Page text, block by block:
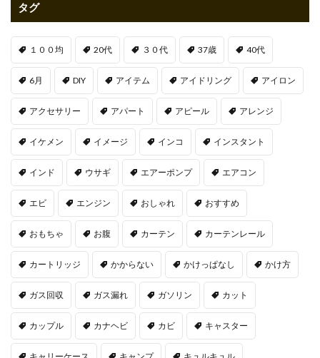
タグ
１００均 20代 ３０代 37歳 40代
6月 DIY アイテム アイドリング アイロン
アクセサリー アパート アピール アレンジ
イケメン イメージ インコ インスタント
インド ウサギ エアーポンプ エアコン
エビ エンジン おしゃれ おすすめ
おもちゃ お腹 カーテン カーテンレール
カートリッジ かからない かけっぱなし かけ方
ガス回収 ガス漏れ ガソリン カット
カップル カナヘビ カビ キャスター